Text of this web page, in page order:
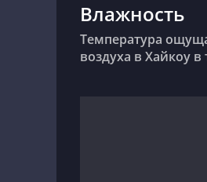
Влажность
Температура ощущается по-разному в зависимости от влажности. Вот как выглядит влажность
воздуха в Хайкоу в